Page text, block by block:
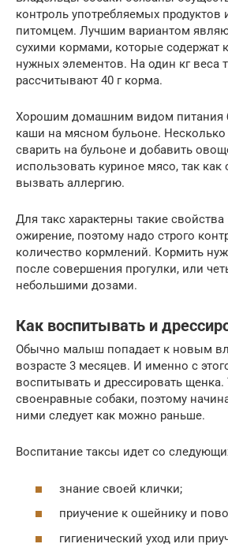
контроль употребляемых
питомцем. Лучшим вариантом
сухими кормами, которые содержат
нужных элементов. На один кг веса
рассчитывают 40 г корма.
Хорошим домашним видом питания
каши на мясном бульоне.
сварить на бульоне и добавить
использовать куриное мясо, так как
вызвать аллергию.
Для такс характерны такие
ожирение, поэтому надо строго
количество кормлений. Кормить
после совершения прогулки, или
небольшими дозами.
Как воспитывать и
Обычно малыш попадает к новым
возрасте 3 месяцев. И именно с
воспитывать и дрессировать
своенравные собаки, поэтому
ними следует как можно раньше.
Воспитание таксы идет со
знание своей клички;
приучение к ошейнику и
гигиенический уход или